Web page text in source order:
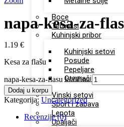
Boce
Termosi
Kuhinjski pribor
Kuhinjski setovi
Posude
Pepeljare
Otvarači za flaše
Vinski setovi
Sport i zabava
Lepota
Upaljači
napa-kesa-za-
1.19 €
Kesa za flašu
napa-kesa-za-flasu količina
Dodaj u korpu
Kategorija: Uncategorized
Recenzije (0)